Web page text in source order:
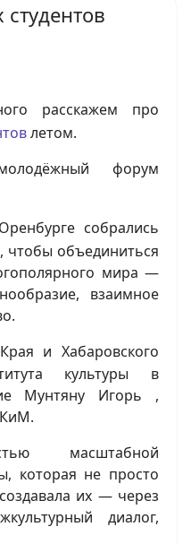
расскажем про
летом.
форум
собрались
чтобы объединиться
мира —
взаимное
и Хабаровского
культуры в
Мунтяну Игорь ,
КиМ.
масштабной
которая не просто
их — через
диалог,